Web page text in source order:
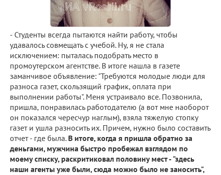
- Студенты всегда пытаются найти работу, чтобы
удавалось совмещать с учебой. Ну, я не стала
исключением: пыталась подобрать место в
промоутерском агентстве. В итоге нашла в газете
заманчивое объявление: "Требуются молодые люди для
разноса газет, скользящий график, оплата при
выполнении работы". Меня устраивало все. Позвонила,
пришла, понравилась работодателю (а вот мне наоборот
он показался чересчур наглым), взяла тяжелую стопку
газет и ушла разносить их. Причем, нужно было составить
отчет - где была. В итоге, когда я пришла обратно за
деньгами, мужчина быстро пробежал взглядом по
моему списку, раскритиковал половину мест - "здесь
наши агенты уже были, сюда можно было не заносить",